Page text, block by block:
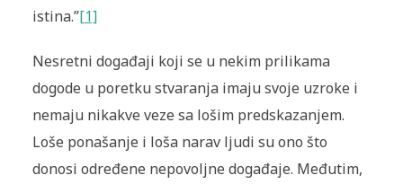
istina.”[1]
Nesretni događaji koji se u nekim prilikama
dogode u poretku stvaranja imaju svoje uzroke i
nemaju nikakve veze sa lošim predskazanjem.
Loše ponašanje i loša narav ljudi su ono što
donosi određene nepovoljne događaje. Međutim,